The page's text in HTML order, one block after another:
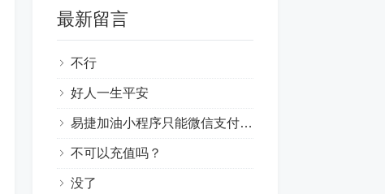
最新留言
不行
好人一生平安
易捷加油小程序只能微信支付，易捷加油app银联支付里面没有农行选项，总结：不知道真假的线索
不可以充值吗？
没了